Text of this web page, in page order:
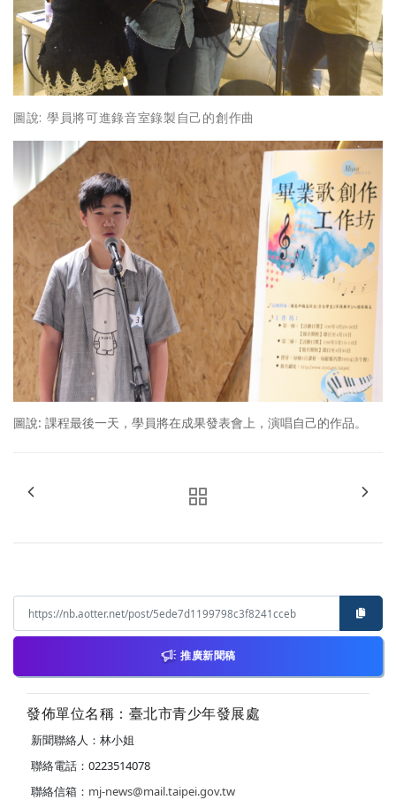
圖說: 學員將可進錄音室錄製自己的創作曲
圖說: 課程最後一天，學員將在成果發表會上，演唱自己的作品。
推廣新聞稿
發佈單位名稱：臺北市青少年發展處
新聞聯絡人：林小姐
聯絡電話：0223514078
聯絡信箱： mj-news@mail.taipei.gov.tw